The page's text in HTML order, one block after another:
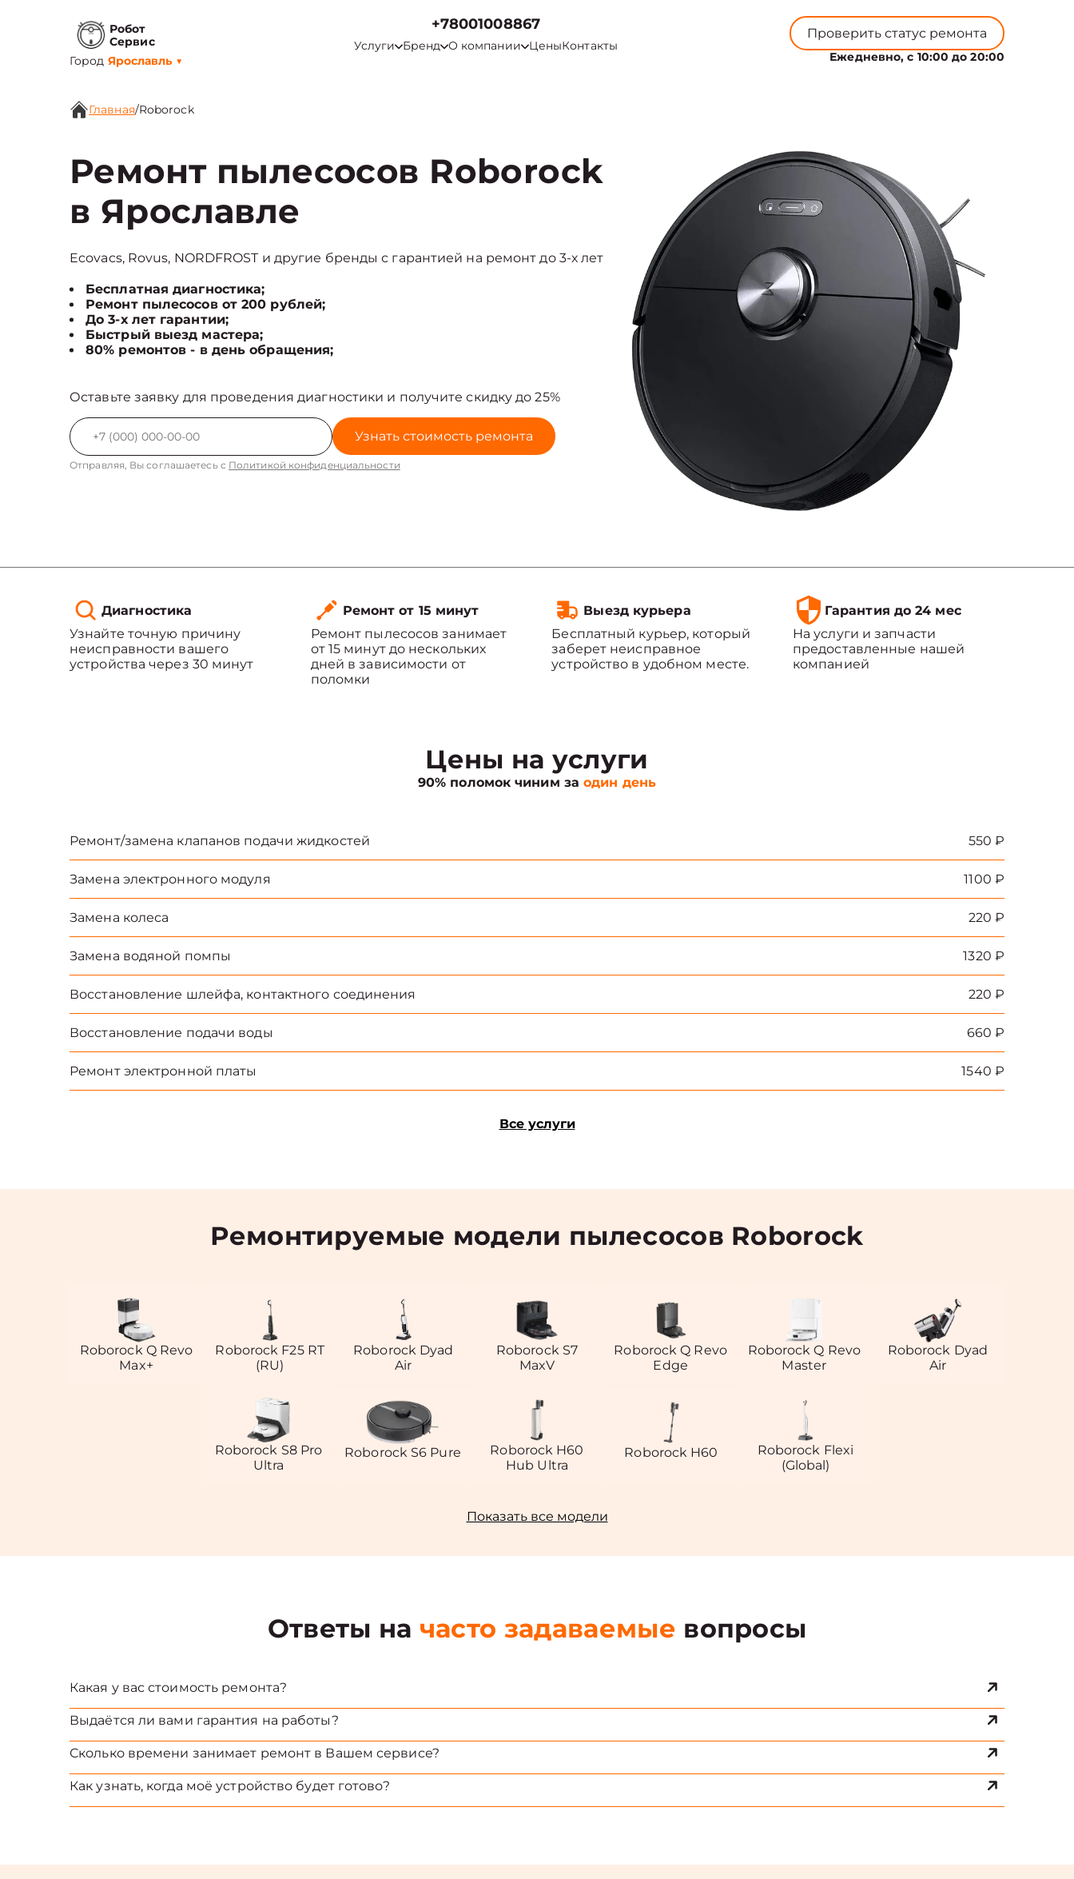
Робот
Сервис
Город Ярославль ▼
+78001008867
Услуги Бренд О компании ЦеныКонтакты
Проверить статус ремонта
Ежедневно, с 10:00 до 20:00
Главная/Roborock
Ремонт пылесосов Roborock
в Ярославле
Ecovacs, Rovus, NORDFROST и другие бренды с гарантией на ремонт до 3-х лет
Бесплатная диагностика;
Ремонт пылесосов от 200 рублей;
До 3-х лет гарантии;
Быстрый выезд мастера;
80% ремонтов - в день обращения;
Оставьте заявку для проведения диагностики и получите скидку до 25%
Узнать стоимость ремонта
Отправляя, Вы соглашаетесь с Политикой конфиденциальности
Диагностика
Узнайте точную причину
неисправности вашего
устройства через 30 минут
Ремонт от 15 минут
Ремонт пылесосов занимает
от 15 минут до нескольких
дней в зависимости от
поломки
Выезд курьера
Бесплатный курьер, который
заберет неисправное
устройство в удобном месте.
Гарантия до 24 мес
На услуги и запчасти
предоставленные нашей
компанией
Цены на услуги
90% поломок чиним заодин день
Ремонт/замена клапанов подачи жидкостей 550 ₽
Замена электронного модуля 1100 ₽
Замена колеса 220 ₽
Замена водяной помпы 1320 ₽
Восстановление шлейфа, контактного соединения 220 ₽
Восстановление подачи воды 660 ₽
Ремонт электронной платы 1540 ₽
Все услуги
Ремонтируемые модели пылесосов Roborock
Roborock Q Revo
Max+
Roborock F25 RT
(RU)
Roborock Dyad
Air
Roborock S7
MaxV
Roborock Q Revo
Edge
Roborock Q Revo
Master
Roborock Dyad
Air
Roborock S8 Pro
Ultra
Roborock S6 Pure
Roborock H60
Hub Ultra
Roborock H60
Roborock Flexi
(Global)
Показать все модели
Ответы на часто задаваемые вопросы
Какая у вас стоимость ремонта?
Выдаётся ли вами гарантия на работы?
Сколько времени занимает ремонт в Вашем сервисе?
Как узнать, когда моё устройство будет готово?